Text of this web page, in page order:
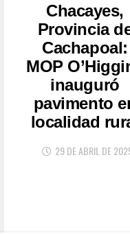
Chacayes,
Provincia
Cachapoal:
MOP
inauguró
pavimento
localidad
29 DE ABRIL DE